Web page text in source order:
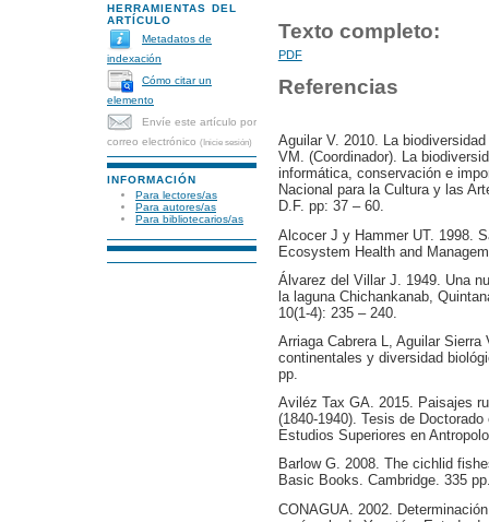
HERRAMIENTAS DEL
ARTÍCULO
Metadatos de
indexación
Cómo citar un
elemento
Envíe este artículo por
correo electrónico (Inicie sesión)
INFORMACIÓN
Para lectores/as
Para autores/as
Para bibliotecarios/as
Texto completo:
PDF
Referencias
Aguilar V. 2010. La
VM. (Coordinador). La
informática, conservación e
Nacional para la Cultura y las
D.F. pp: 37 – 60.
Alcocer J y Hammer UT. 1998.
Ecosystem Health and
Álvarez del Villar J. 1949. Una
la laguna Chichankanab,
10(1-4): 235 – 240.
Arriaga Cabrera L, Aguilar
continentales y diversidad
pp.
Aviléz Tax GA. 2015. Paisajes
(1840-1940). Tesis de
Estudios Superiores en
Barlow G. 2008. The cichlid
Basic Books. Cambridge. 335
CONAGUA. 2002.